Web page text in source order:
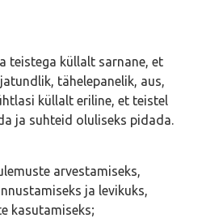
teistega küllalt sarnane, et
tähelepanelik, aus,
küllalt eriline, et teistel
ja suhteid oluliseks pidada.
arvestamiseks,
ja levikuks,
kasutamiseks;